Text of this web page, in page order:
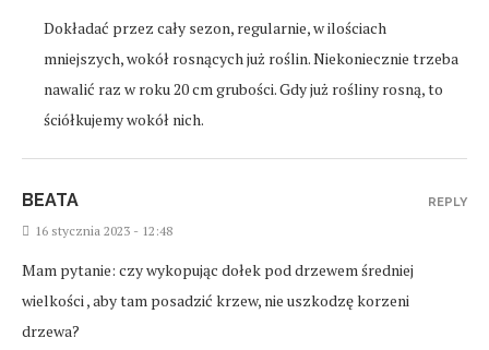
Dokładać przez cały sezon, regularnie, w ilościach
mniejszych, wokół rosnących już roślin. Niekoniecznie trzeba
nawalić raz w roku 20 cm grubości. Gdy już rośliny rosną, to
ściółkujemy wokół nich.
BEATA
16 stycznia 2023 - 12:48
Mam pytanie: czy wykopując dołek pod drzewem średniej
wielkości , aby tam posadzić krzew, nie uszkodzę korzeni
drzewa?
REPLY